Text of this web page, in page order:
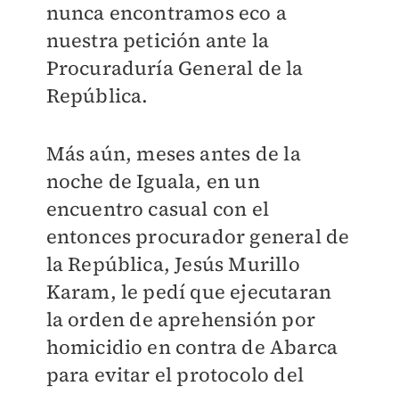
nunca encontramos eco a
nuestra petición ante la
Procuraduría General de la
República.
Más aún, meses antes de la
noche de Iguala, en un
encuentro casual con el
entonces procurador general de
la República, Jesús Murillo
Karam, le pedí que ejecutaran
la orden de aprehensión por
homicidio en contra de Abarca
para evitar el protocolo del